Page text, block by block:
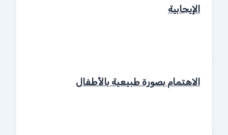
الإيجابية
الاهتمام بصورة طبيعية بالأطفال